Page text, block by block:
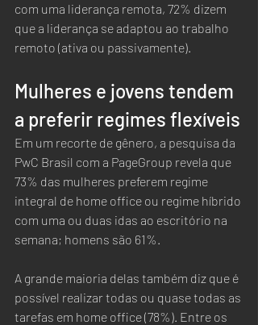
com uma liderança remota, 72% dizem
que a liderança se adaptou ao trabalho
remoto (ativa ou passivamente).
Mulheres e jovens tendem
a preferir regimes flexíveis
Em um recorte de gênero, a pesquisa da
PwC Brasil com a PageGroup revela que
73% das mulheres preferem regime
integral de home office ou regime híbrido
com uma ou duas idas ao escritório na
semana; homens são 61%.
A grande maioria delas também diz que é
possível realizar todas ou quase todas as
tarefas em home office (78%). Entre os